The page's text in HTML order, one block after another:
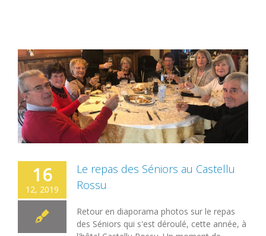
16
12, 2019
Le repas des Séniors au Castellu
Rossu
Retour en diaporama photos sur le repas
des Séniors qui s'est déroulé, cette année, à